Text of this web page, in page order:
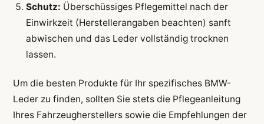
Schutz: Überschüssiges Pflegemittel nach der
Einwirkzeit (Herstellerangaben beachten) sanft
abwischen und das Leder vollständig trocknen
lassen.
Um die besten Produkte für Ihr spezifisches BMW-
Leder zu finden, sollten Sie stets die Pflegeanleitung
Ihres Fahrzeugherstellers sowie die Empfehlungen der